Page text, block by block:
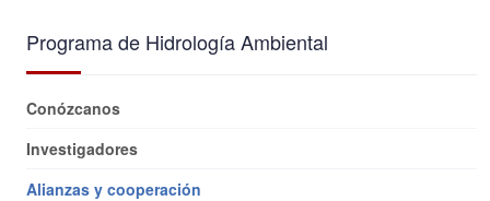
Programa de Hidrología Ambiental
Conózcanos
Investigadores
Alianzas y cooperación